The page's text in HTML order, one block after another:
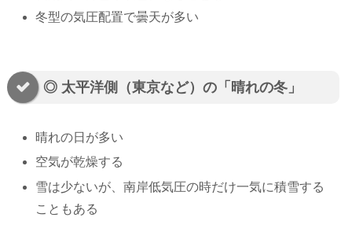
冬型の気圧配置で曇天が多い
◎ 太平洋側（東京など）の「晴れの冬」
晴れの日が多い
空気が乾燥する
雪は少ないが、南岸低気圧の時だけ一気に積雪する
こともある